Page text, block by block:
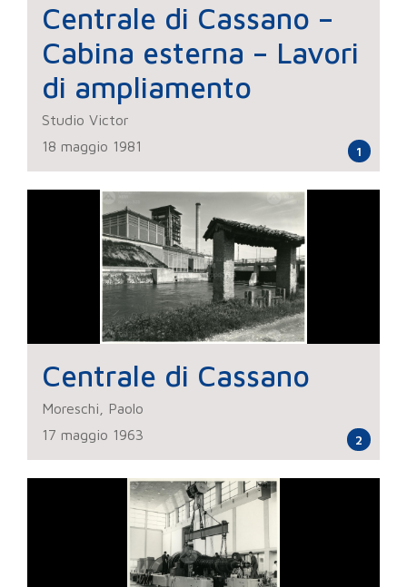
Centrale di Cassano –
Cabina esterna – Lavori
di ampliamento
Studio Victor
18 maggio 1981
1
Centrale di Cassano
Moreschi, Paolo
17 maggio 1963
2